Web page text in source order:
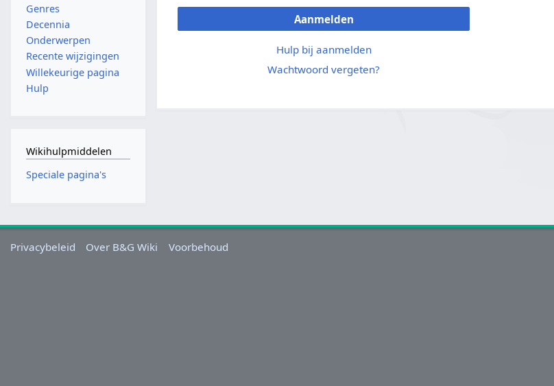
Aanmelden
Hulp bij aanmelden
Wachtwoord vergeten?
Genres
Decennia
Onderwerpen
Recente wijzigingen
Willekeurige pagina
Hulp
Wikihulpmiddelen
Speciale pagina's
Privacybeleid Over B&G Wiki Voorbehoud